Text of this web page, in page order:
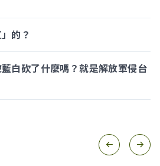
的？
白砍了什麼嗎？就是解放軍侵台